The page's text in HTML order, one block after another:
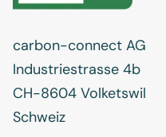
carbon-connect AG
Industriestrasse 4b
CH-8604 Volketswil
Schweiz